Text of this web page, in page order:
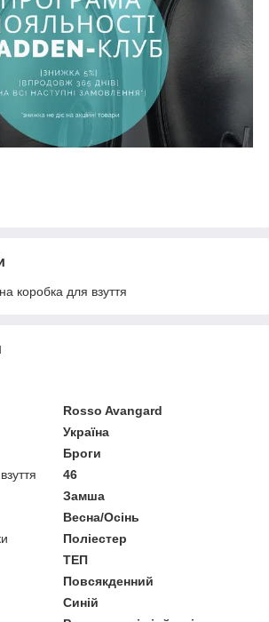
коробка для взуття
Rosso Avangard
Україна
Броги
46
Замша
Весна/Осінь
Поліестер
ТЕП
Повсякденний
Синій